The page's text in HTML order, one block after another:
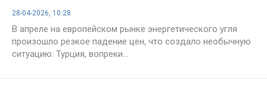
28-04-2026, 10:28
В апреле на европейском рынке энергетического угля
произошло резкое падение цен, что создало необычную
ситуацию: Турция, вопреки...